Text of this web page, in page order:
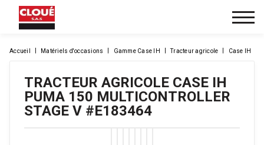
Accueil Matériels d'occasions Gamme Case IH Tracteur agricole Case IH
TRACTEUR AGRICOLE CASE IH
PUMA 150 MULTICONTROLLER
STAGE V #E183464